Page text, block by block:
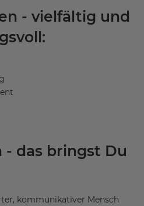
- vielfältig und
- das bringst Du
kommunikativer Mensch